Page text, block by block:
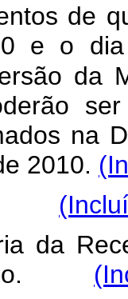
de
e o
da
na
2010.
da